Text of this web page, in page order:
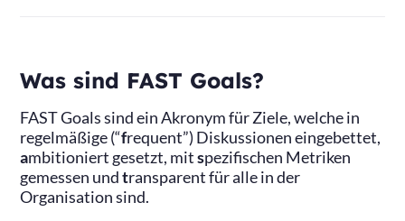
Was sind FAST Goals?
FAST Goals sind ein Akronym für Ziele, welche in
regelmäßige (“frequent”) Diskussionen eingebettet,
ambitioniert gesetzt, mitspezifischen Metriken
gemessen undtransparent für alle in der
Organisation sind.